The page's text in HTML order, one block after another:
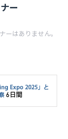
ー
はありません。